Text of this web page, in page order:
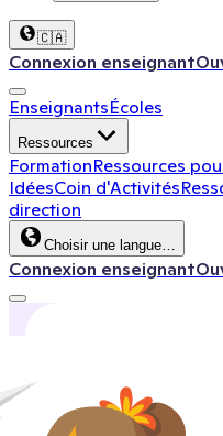
🇨🇦
Connexion enseignant
EnseignantsÉcoles
Ressources
FormationRessources
IdéesCoin d'Activités
direction
Choisir une langue…
Connexion enseignant